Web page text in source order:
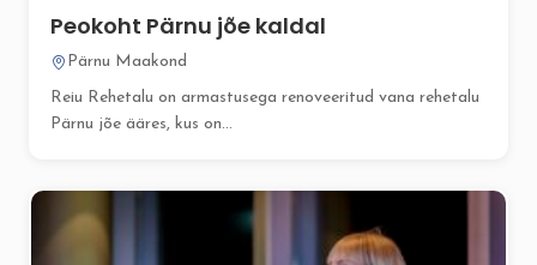
Peokoht Pärnu jõe kaldal
Pärnu Maakond
Reiu Rehetalu on armastusega renoveeritud vana rehetalu
Pärnu jõe ääres, kus on...